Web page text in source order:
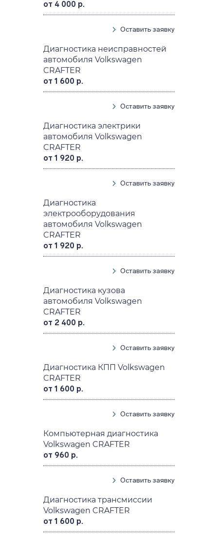
от 4 000 р.
Оставить заявку
Диагностика неисправностей
автомобиля Volkswagen
CRAFTER
от 1 600 р.
Оставить заявку
Диагностика электрики
автомобиля Volkswagen
CRAFTER
от 1 920 р.
Оставить заявку
Диагностика
электрооборудования
автомобиля Volkswagen
CRAFTER
от 1 920 р.
Оставить заявку
Диагностика кузова
автомобиля Volkswagen
CRAFTER
от 2 400 р.
Оставить заявку
Диагностика КПП Volkswagen
CRAFTER
от 1 600 р.
Оставить заявку
Компьютерная диагностика
Volkswagen CRAFTER
от 960 р.
Оставить заявку
Диагностика трансмиссии
Volkswagen CRAFTER
от 1 600 р.